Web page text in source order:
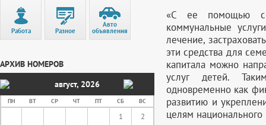
Работа Разное
Авто
объявления
АРХИВ НОМЕРОВ
август, 2026
ПН ВТ СР ЧТ ПТ СБ ВС
1
2
«С ее помощью
коммунальные
лечение,
эти средства для
капитала можно
услуг детей.
одновременно как
развитию и
целям национального